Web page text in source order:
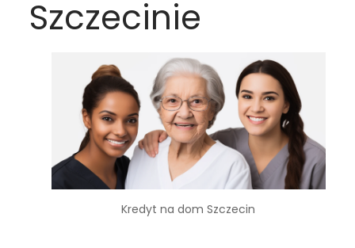
Szczecinie
Kredyt na dom Szczecin